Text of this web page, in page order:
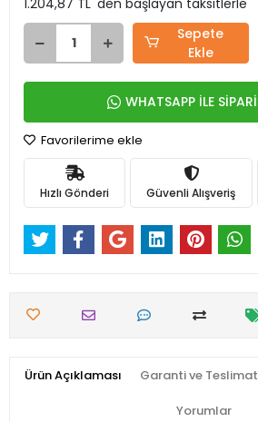
1.204,87 TL 'den başlayan taksitlerle
Sepete
Ekle
WHATSAPP İLE
Favorilerime ekle
Hızlı Gönderi Güvenli Alışveriş
Ürün Açıklaması Garanti ve Teslimat
Yorumlar